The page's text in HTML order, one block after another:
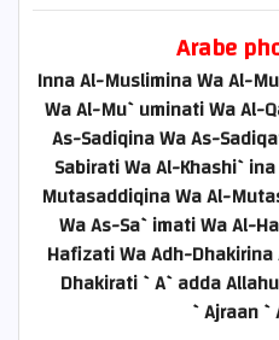
Arabe
Inna Al-Muslimina Wa Al-
Wa Al-Mu`uminati Wa Al-
As-Sadiqina Wa As-
Sabirati Wa Al-
Mutasaddiqina Wa Al-
Wa As-Sa`imati Wa Al-
Hafizati Wa Adh-
Dhakirati `A`adda
`Ajraan